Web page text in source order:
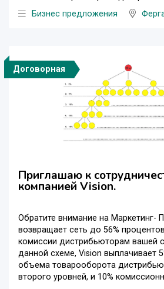
Бизнес предложения
Договорная
Приглашаю к
компанией Vision.
Обратите внимание на Маркетинг-
возвращает сеть до 56%
комиссии дистрибьюторам вашей
данной схеме, Vision выплачивает
объема товарооборота
второго уровней, и 10%